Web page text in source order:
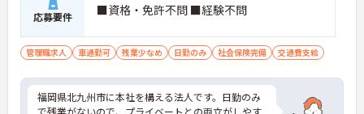
応募要件 ■資格・免許不問 ■経験不問
管理職求人 車通勤可 残業少なめ 日勤のみ 社会保険完備 交通費支給
福岡県北九州市に本社を構える法人です。日勤のみ
で残業がないので、プライベートとの両立がしやす